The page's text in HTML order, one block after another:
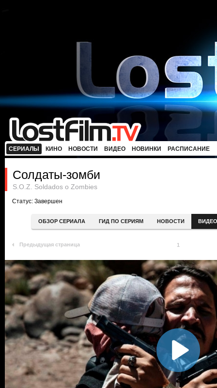
СЕРИАЛЫ КИНО НОВОСТИ ВИДЕО НОВИНКИ РАСПИСАНИЕ
Солдаты-зомби
S.O.Z. Soldados o Zombies
Статус: Завершен
ОБЗОР СЕРИАЛА ГИД ПО СЕРИЯМ НОВОСТИ ВИДЕО
Предыдущая страница 1